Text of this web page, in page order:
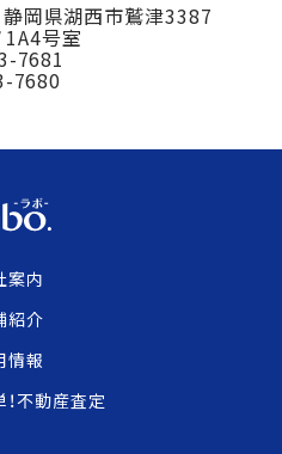
静岡県湖西市鷲津3387
号室
7681
7680
紹介
情報
案内
！不動産査定